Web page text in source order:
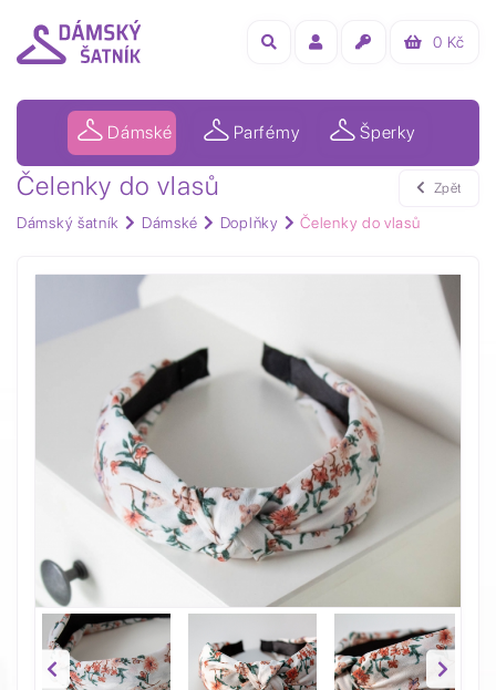
0 Kč
Dámské Parfémy Šperky
Čelenky do vlasů
Dámský šatník Dámské Doplňky Čelenky do vlasů
Zpět